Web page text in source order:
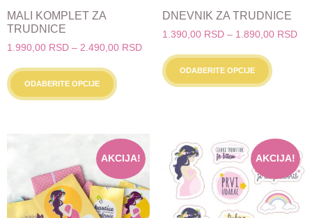
MALI KOMPLET ZA
TRUDNICE
1.990,00 RSD – 2.490,00 RSDRaspon
cena:
1.990,00 RSD
ODABERITE OPCIJE
proizvod
Opcije
mogu
biti
izabrane
DNEVNIK ZA TRUDNICE
1.390,00 RSD – 1.890,00 RSD
ODABERITE OPCIJE
Opcije
mogu
na
AKCIJA! AKCIJA!